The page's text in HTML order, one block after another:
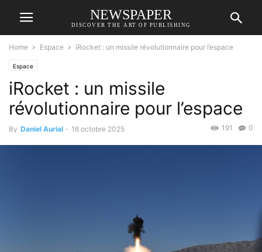
NEWSPAPER
DISCOVER THE ART OF PUBLISHING
Home Espace iRocket : un missile révolutionnaire pour l’espace
Espace
iRocket : un missile
révolutionnaire pour l’espace
By Daniel Aurial - 16 octobre 2025 0
191